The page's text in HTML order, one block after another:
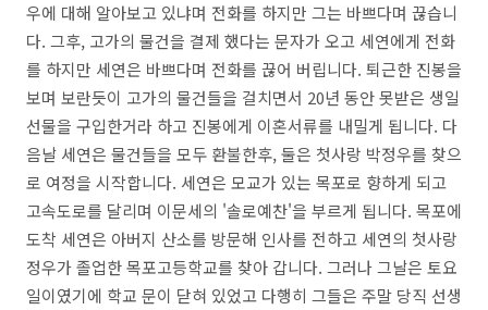
우에 대해 알아보고 있냐며 전화를 하지만 그는 바쁘다며 끊습니
다. 그후, 고가의 물건을 결제 했다는 문자가 오고 세연에게 전화
를 하지만 세연은 바쁘다며 전화를 끊어 버립니다. 퇴근한 진봉을
보며 보란듯이 고가의 물건들을 걸치면서 20년 동안 못받은 생일
선물을 구입한거라 하고 진봉에게 이혼서류를 내밀게 됩니다. 다
음날 세연은 물건들을 모두 환불한후, 둘은 첫사랑 박정우를 찾으
로 여정을 시작합니다. 세연은 모교가 있는 목포로 향하게 되고
고속도로를 달리며 이문세의 '솔로예찬'을 부르게 됩니다. 목포에
도착 세연은 아버지 산소를 방문해 인사를 전하고 세연의 첫사랑
정우가 졸업한 목포고등학교를 찾아 갑니다. 그러나 그날은 토요
일이였기에 학교 문이 닫혀 있었고 다행히 그들은 주말 당직 선생